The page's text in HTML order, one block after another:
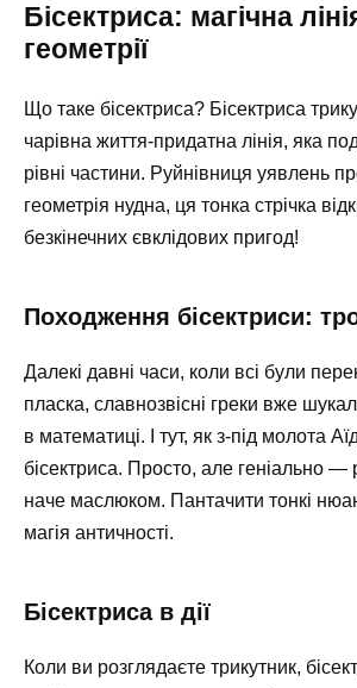
Бісектриса: магічна
геометрії
Що таке бісектриса? Бісектриса
чарівна життя-придатна лінія, яка
рівні частини. Руйнівниця уявлень
геометрія нудна, ця тонка стрічка
безкінечних євклідових пригод!
Походження бісектриси:
Далекі давні часи, коли всі були
пласка, славнозвісні греки вже
в математиці. І тут, як з-під молота
бісектриса. Просто, але геніально —
наче маслюком. Пантачити тонкі
магія античності.
Бісектриса в дії
Коли ви розглядаєте трикутник,